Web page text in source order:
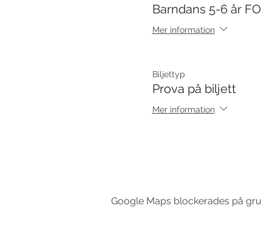
Barndans 5-6 år
Mer information
Biljettyp
Prova på biljett
Mer information
Google Maps blockerades på